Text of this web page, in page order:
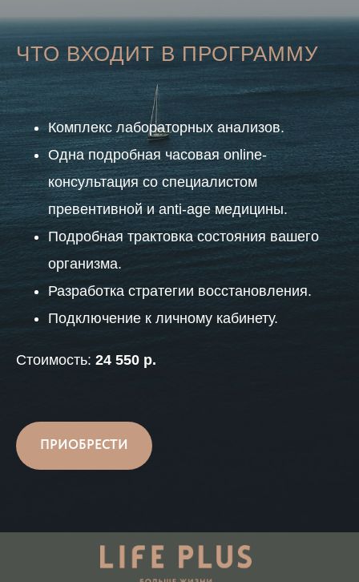
ЧТО ВХОДИТ В ПРОГРАММУ
Комплекс лабораторных анализов.
Одна подробная часовая online-
консультация со специалистом
превентивной и anti-agе медицины.
Подробная трактовка состояния вашего
организма.
Разработка стратегии восстановления.
Подключение к личному кабинету.
Стоимость: 24 550 р.
ПРИОБРЕСТИ